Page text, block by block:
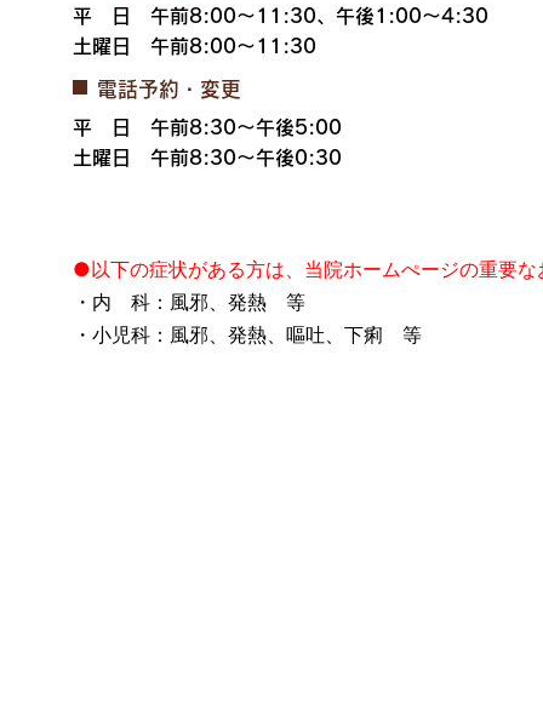
平 日 午前8:00～11:30、午後1:00～4:30
土曜日 午前8:00～11:30
電話予約・変更
平 日 午前8:30～午後5:00
土曜日 午前8:30～午後0:30
●以下の症状がある方は、当院ホームぺージの重要
・内 科：風邪、発熱 等
・小児科：風邪、発熱、嘔吐、下痢 等